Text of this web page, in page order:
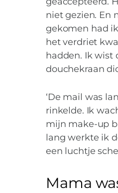
Hoe
niet gezien. En
gekomen had
het verdriet
hadden. Ik wist
douchekraan
‘De mail was
rinkelde. Ik
mijn make-up
lang werkte ik
een luchtje
Mama